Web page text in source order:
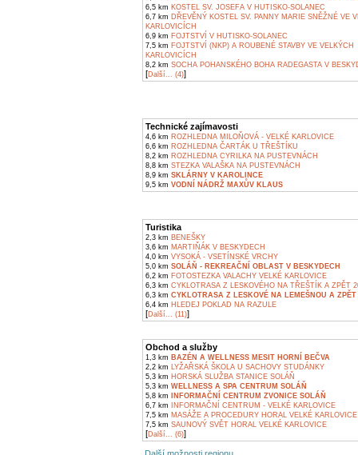
6,5 km KOSTEL SV. JOSEFA V HUTISKO-SOLANEC
6,7 km DŘEVĚNÝ KOSTEL SV. PANNY MARIE SNĚŽNÉ VE
KARLOVICÍCH
6,9 km FOJTSTVÍ V HUTISKO-SOLANEC
7,5 km FOJTSTVÍ (NKP) A ROUBENÉ STAVBY VE VELKÝCH
KARLOVICÍCH
8,2 km SOCHA POHANSKÉHO BOHA RADEGASTA V
[Další... (4)]
Technické zajímavosti
4,6 km ROZHLEDNA MILOŇOVÁ - VELKÉ KARLOVICE
6,6 km ROZHLEDNA ČARTÁK U TŘEŠTÍKU
8,2 km ROZHLEDNA CYRILKA NA PUSTEVNÁCH
8,8 km STEZKA VALAŠKA NA PUSTEVNÁCH
8,9 km SKLÁRNY V KAROLINCE
9,5 km VODNÍ NÁDRŽ MAXŮV KLAUS
Turistika
2,3 km BENEŠKY
3,6 km MARTIŇÁK V BESKYDECH
4,0 km VYSOKÁ - VSETÍNSKÉ VRCHY
5,0 km SOLÁŇ - REKREAČNÍ OBLAST V BESKYDECH
6,2 km FOTOSTEZKA VALACHY VELKÉ KARLOVICE
6,3 km CYKLOTRASA Z LESKOVÉHO NA TŘEŠTÍK A ZPĚT
6,3 km CYKLOTRASA Z LESKOVÉ NA LEMEŠNOU A ZPĚT
6,4 km HLEDEJ POKLAD NA RAZULE
[Další... (11)]
Obchod a služby
1,3 km BAZÉN A WELLNESS MESIT HORNÍ BEČVA
2,2 km LYŽAŘSKÁ ŠKOLA U SACHOVY STUDÁNKY
5,3 km HORSKÁ SLUŽBA STANICE SOLÁŇ
5,3 km WELLNESS A SPA CENTRUM SOLÁŇ
5,8 km
INFORMAČNÍ CENTRUM ZVONICE SOLÁŇ
6,7 km INFORMAČNÍ CENTRUM - VELKÉ KARLOVICE
7,5 km MASÁŽE A PROCEDURY HORAL VELKÉ KARLOVICE
7,5 km SAUNOVÝ SVĚT HORAL VELKÉ KARLOVICE
[Další... (6)]